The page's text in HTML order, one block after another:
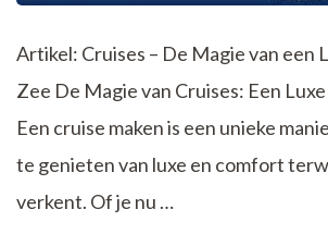
Artikel: Cruises – De Magie van een
Zee De Magie van Cruises: Een
Een cruise maken is een unieke
te genieten van luxe en comfort
verkent. Of je nu …